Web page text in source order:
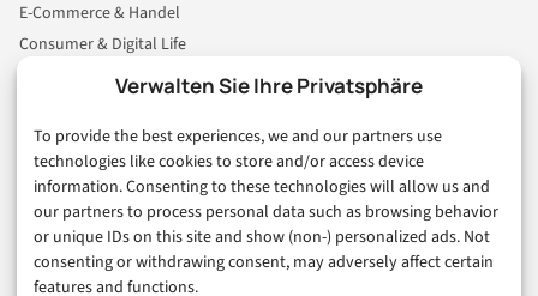
Verwalten Sie Ihre Privatsphäre
To provide the best experiences, we and our partners use
technologies like cookies to store and/or access device
information. Consenting to these technologies will allow us and
our partners to process personal data such as browsing behavior
or unique IDs on this site and show (non-) personalized ads. Not
consenting or withdrawing consent, may adversely affect certain
features and functions.
E-Commerce & Handel
Consumer & Digital Life
Business & Karriere
Sicherheit & Recht
Digitalisierung
Marketing
Magazin